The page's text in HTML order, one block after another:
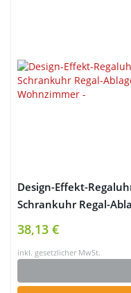
Design-Effekt-
Schrankuhr Regal-
Wohnzimmer
38,13 €
inkl. gesetzlicher MwSt.